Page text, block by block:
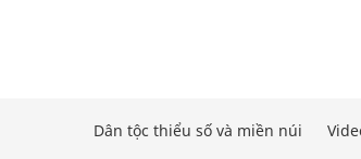
Dân tộc thiểu số và miền núi